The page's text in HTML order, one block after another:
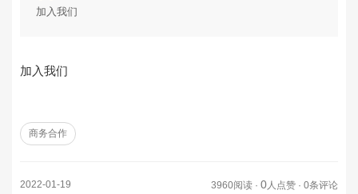
加入我们
加入我们
商务合作
2022-01-19 3960阅读 · 0人点赞 · 0条评论